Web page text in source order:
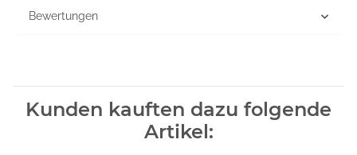
Bewertungen
Kunden kauften dazu folgende
Artikel: